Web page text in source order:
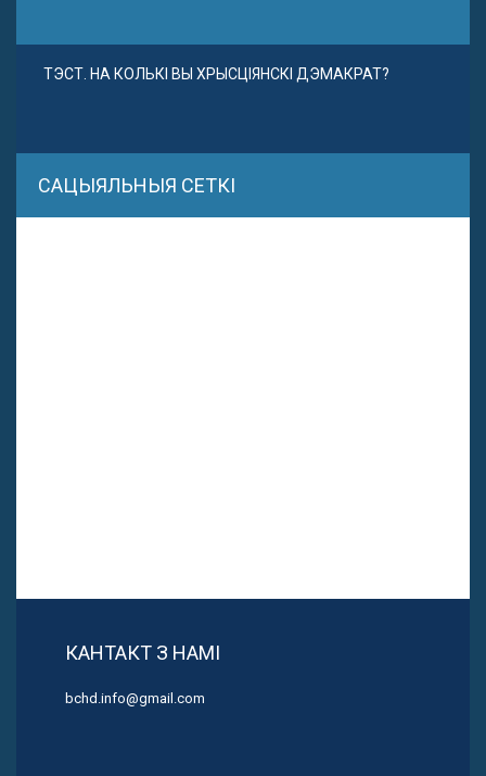
ТЭСТ. НА КОЛЬКІ ВЫ ХРЫСЦІЯНСКІ ДЭМАКРАТ?
САЦЫЯЛЬНЫЯ СЕТКІ
КАНТАКТ З НАМІ
bchd.info@gmail.com